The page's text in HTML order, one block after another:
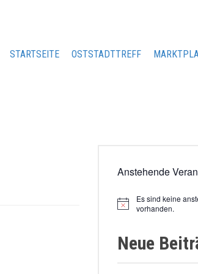
STARTSEITE OSTSTADTTREFF
Anstehende
Es sind keine
vorhanden.
Neue